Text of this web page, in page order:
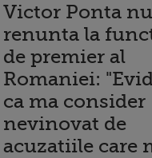
Victor Ponta nu
renunta la
de premier al
Romaniei:
ca ma consider
nevinovat de
acuzatiile care